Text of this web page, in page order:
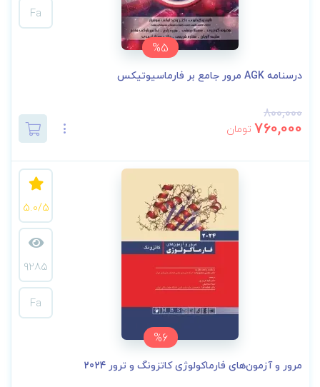
%5
Fa
درسنامه AGK مرور جامع بر فارماسیوتیکس
800,000
760,000 تومان
%6
5.0/5
9285
Fa
مرور و آزمون‌های فارماکولوژی کاتزونگ و ترور 2024